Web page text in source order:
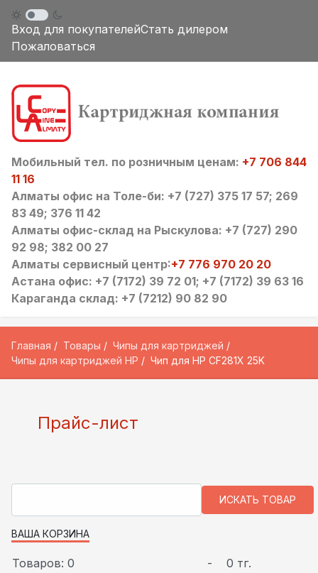
Вход для покупателейСтать дилером
Пожаловаться
Мобильный тел. по розничным ценам: +7 706 844
11 16
Алматы офис на Толе-би: +7 (727) 375 17 57; 269
83 49; 376 11 42
Алматы офис-склад на Рыскулова: +7 (727) 290
92 98; 382 00 27
Алматы сервисный центр:+7 776 970 20 20
Астана офис: +7 (7172) 39 72 01; +7 (7172) 39 63 16
Караганда склад: +7 (7212) 90 82 90
Главная Товары
Чипы для картриджей
Чипы для картриджей HP
Чип для HP CF281X 25K
Прайс-лист
ВАША КОРЗИНА
Товаров: 0 -
0 тг.